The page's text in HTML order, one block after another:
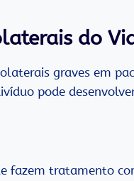
do
graves em
pode
fazem tratamento